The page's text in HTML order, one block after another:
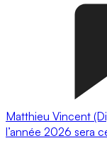
Matthieu Vincent
l’année 2026 sera